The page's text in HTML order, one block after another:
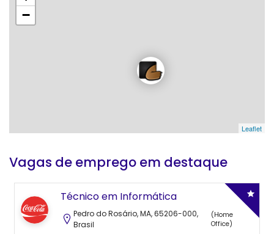
−
Leaflet
Vagas de emprego em destaque
Supervisor de Vendas
Luiz Eduardo Magalhes, Pojuca - BA, 48120-000,
Brasil